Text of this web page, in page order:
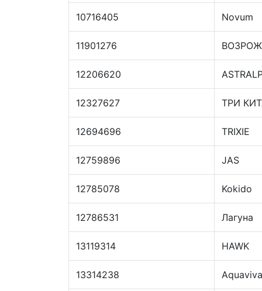
10716405 Novum
11901276
12206620
12327627 ТРИ
12694696 TRIXIE
12759896 JAS
12785078 Kokido
12786531 Лагуна
13119314 HAWK
13314238 Aquaviva